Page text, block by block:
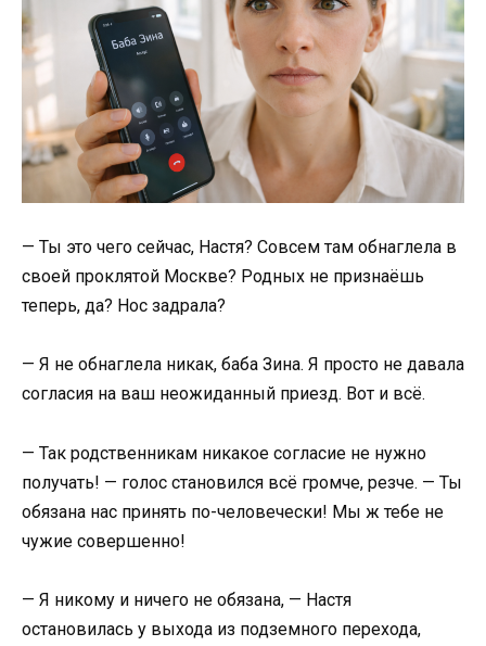
— Ты это чего сейчас, Настя? Совсем там обнаглела в
своей проклятой Москве? Родных не признаёшь
теперь, да? Нос задрала?
— Я не обнаглела никак, баба Зина. Я просто не давала
согласия на ваш неожиданный приезд. Вот и всё.
— Так родственникам никакое согласие не нужно
получать! — голос становился всё громче, резче. — Ты
обязана нас принять по-человечески! Мы ж тебе не
чужие совершенно!
— Я никому и ничего не обязана, — Настя
остановилась у выхода из подземного перехода,